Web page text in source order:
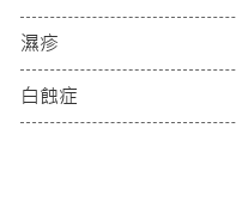
濕疹
白蝕症